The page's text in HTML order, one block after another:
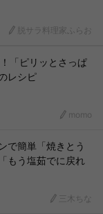
脱サラ料理家ふらお
「ピリッとさっぱ
レシピ
momo
で簡単「焼きとう
もう塩茹でに戻れ
三木ちな